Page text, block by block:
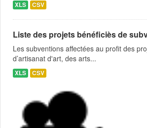
XLS CSV
Liste des projets bénéficiès de
Les subventions affectées au profit des
d’artisanat d'art, des arts...
XLS CSV